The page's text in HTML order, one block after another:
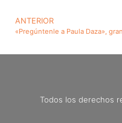
ANTERIOR
Todos los derechos